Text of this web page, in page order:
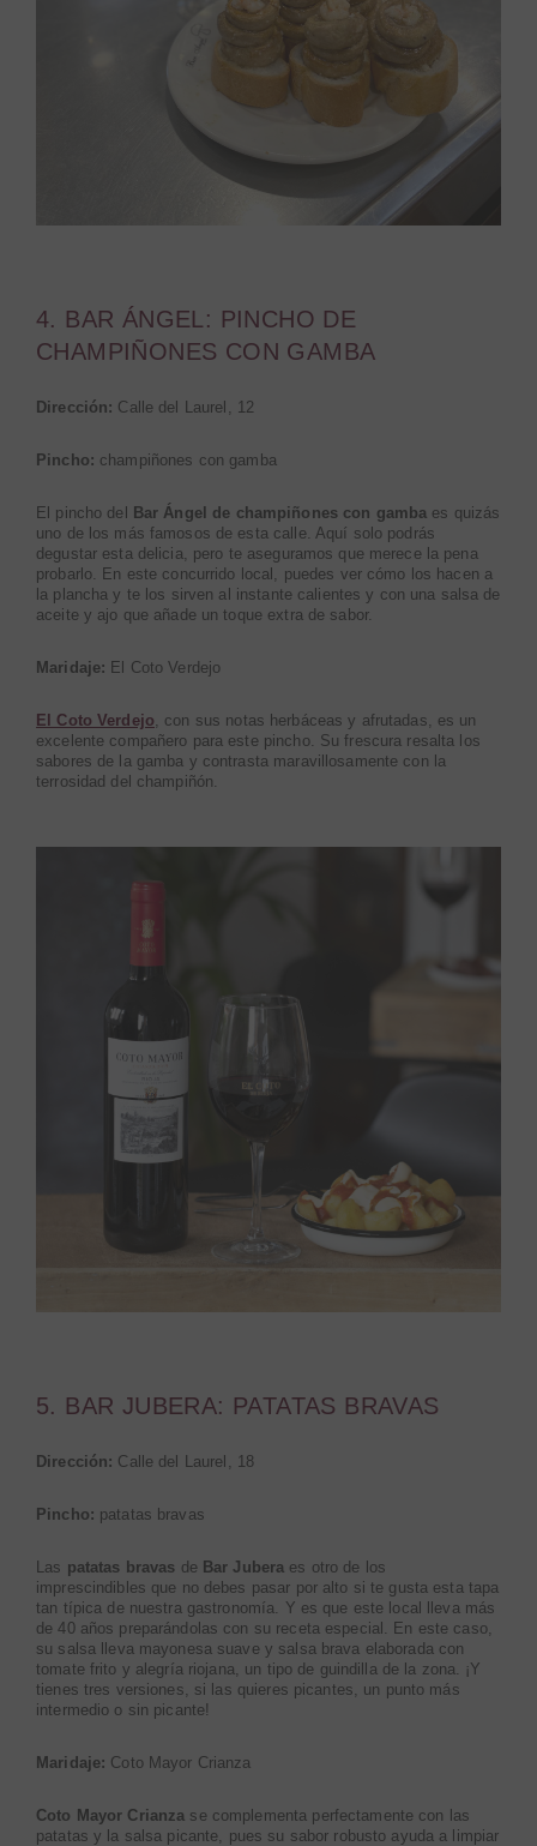
4. BAR ÁNGEL: PINCHO DE
CHAMPIÑONES CON GAMBA
Dirección: Calle del Laurel, 12
Pincho: champiñones con gamba
El pincho del Bar Ángel de champiñones con gamba es quizás
uno de los más famosos de esta calle. Aquí solo podrás
degustar esta delicia, pero te aseguramos que merece la pena
probarlo. En este concurrido local, puedes ver cómo los hacen a
la plancha y te los sirven al instante calientes y con una salsa de
aceite y ajo que añade un toque extra de sabor.
Maridaje: El Coto Verdejo
El Coto Verdejo, con sus notas herbáceas y afrutadas, es un
excelente compañero para este pincho. Su frescura resalta los
sabores de la gamba y contrasta maravillosamente con la
terrosidad del champiñón.
5. BAR JUBERA: PATATAS BRAVAS
Dirección: Calle del Laurel, 18
Pincho: patatas bravas
Las patatas bravas de Bar Jubera es otro de los
imprescindibles que no debes pasar por alto si te gusta esta tapa
tan típica de nuestra gastronomía. Y es que este local lleva más
de 40 años preparándolas con su receta especial. En este caso,
su salsa lleva mayonesa suave y salsa brava elaborada con
tomate frito y alegría riojana, un tipo de guindilla de la zona. ¡Y
tienes tres versiones, si las quieres picantes, un punto más
intermedio o sin picante!
Maridaje: Coto Mayor Crianza
Coto Mayor Crianza se complementa perfectamente con las
patatas y la salsa picante, pues su sabor robusto ayuda a limpiar